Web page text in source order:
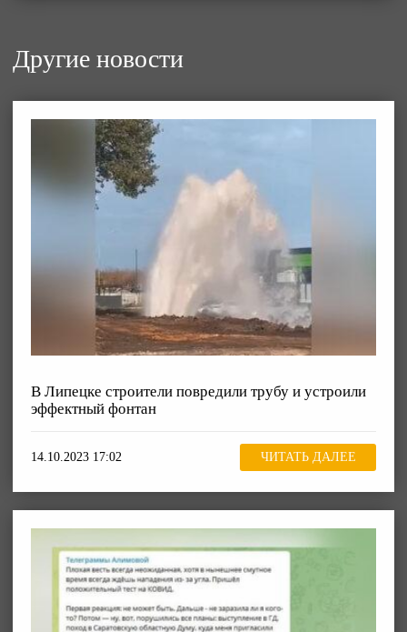
Другие новости
В Липецке строители повредили трубу и устроили
эффектный фонтан
14.10.2023 17:02 ЧИТАТЬ ДАЛЕЕ